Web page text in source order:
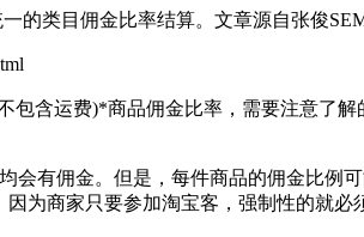
的类目佣金比率结算。 文章源自张俊
含运费)*商品佣金比率，需要注意了解
有佣金。但是，每件商品的佣金比例
为商家只要参加淘宝客，强制性的就